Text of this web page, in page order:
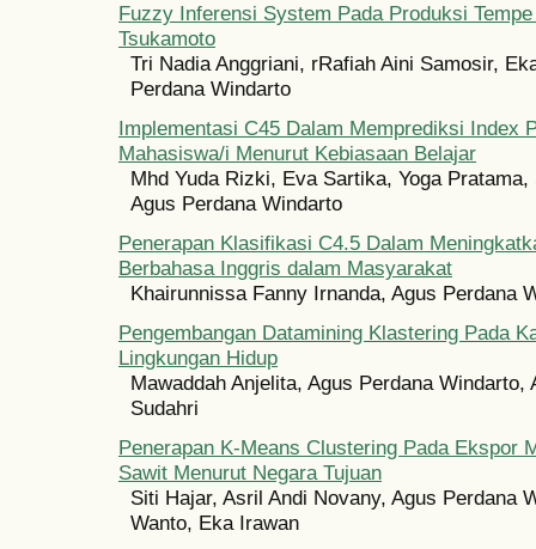
Fuzzy Inferensi System Pada Produksi
Tsukamoto
Tri Nadia Anggriani, rRafiah Aini Samosir,
Perdana Windarto
Implementasi C45 Dalam Memprediksi Index
Mahasiswa/i Menurut Kebiasaan Belajar
Mhd Yuda Rizki, Eva Sartika, Yoga
Agus Perdana Windarto
Penerapan Klasifikasi C4.5 Dalam
Berbahasa Inggris dalam Masyarakat
Khairunnissa Fanny Irnanda, Agus Perdana
Pengembangan Datamining Klastering Pada
Lingkungan Hidup
Mawaddah Anjelita, Agus Perdana Windarto,
Sudahri
Penerapan K-Means Clustering Pada Ekspor
Sawit Menurut Negara Tujuan
Siti Hajar, Asril Andi Novany, Agus Perdana
Wanto, Eka Irawan